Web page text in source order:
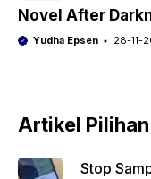
Novel After
Yudha Epsen 28-11-
Artikel Pilihan
Stop